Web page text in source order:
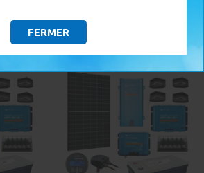
FERMER